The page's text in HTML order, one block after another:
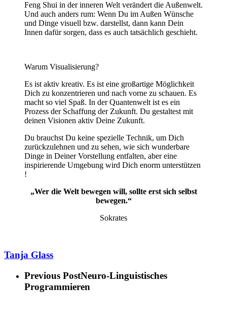
Feng Shui in der inneren Welt verändert die Außenwelt.
Und auch anders rum: Wenn Du im Außen Wünsche
und Dinge visuell bzw. darstellst, dann kann Dein
Innen dafür sorgen, dass es auch tatsächlich geschieht.
Warum Visualisierung?
Es ist aktiv kreativ. Es ist eine großartige Möglichkeit
Dich zu konzentrieren und nach vorne zu schauen. Es
macht so viel Spaß. In der Quantenwelt ist es ein
Prozess der Schaffung der Zukunft. Du gestaltest mit
deinen Visionen aktiv Deine Zukunft.
Du brauchst Du keine spezielle Technik, um Dich
zurückzulehnen und zu sehen, wie sich wunderbare
Dinge in Deiner Vorstellung entfalten, aber eine
inspirierende Umgebung wird Dich enorm unterstützen
!
„Wer die Welt bewegen will, sollte erst sich selbst
bewegen.“
Sokrates
Tanja Glass
Previous PostNeuro-Linguistisches
Programmieren